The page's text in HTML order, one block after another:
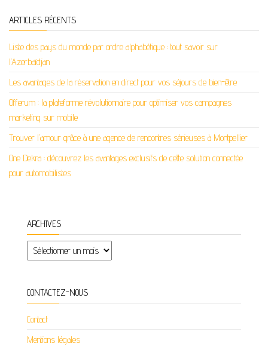
ARTICLES RÉCENTS
Liste des pays du monde par ordre alphabétique : tout savoir sur
l’Azerbaïdjan
Les avantages de la réservation en direct pour vos séjours de bien-être
Offerum : la plateforme révolutionnaire pour optimiser vos campagnes
marketing sur mobile
Trouver l’amour grâce à une agence de rencontres sérieuses à Montpellier
One Dekra : découvrez les avantages exclusifs de cette solution connectée
pour automobilistes
ARCHIVES
Archives
CONTACTEZ-NOUS
Contact
Mentions légales